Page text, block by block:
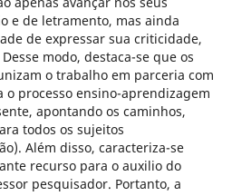
e de letramento, mas ainda
de expressar sua criticidade,
modo, destaca-se que os
o trabalho em parceria com
processo ensino-aprendizagem
apontando os caminhos,
todos os sujeitos
Além disso, caracteriza-se
recurso para o auxilio do
pesquisador. Portanto, a